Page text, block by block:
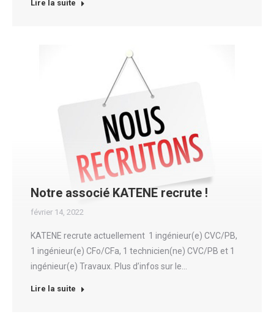
Lire la suite
Notre associé KATENE recrute !
février 14, 2022
KATENE recrute actuellement 1 ingénieur(e) CVC/PB,
1 ingénieur(e) CFo/CFa, 1 technicien(ne) CVC/PB et 1
ingénieur(e) Travaux. Plus d’infos sur le…
Lire la suite